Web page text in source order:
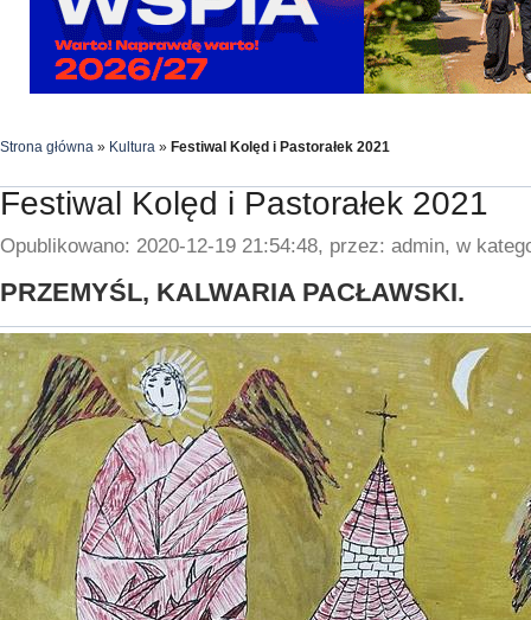
Strona główna » Kultura » Festiwal Kolęd i Pastorałek 2021
Festiwal Kolęd i Pastorałek 2021
Opublikowano: 2020-12-19 21:54:48, przez: admin, w
PRZEMYŚL, KALWARIA PACŁAWSKI.